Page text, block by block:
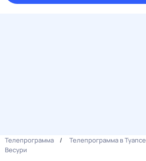
Телепрограмма Телепрограмма в Туапсе
Весури